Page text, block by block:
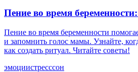
Пение во время
Пение во время беременности
и запомнить голос мамы. Узнайте,
как создать ритуал. Читайте советы!
эмоциистресссон